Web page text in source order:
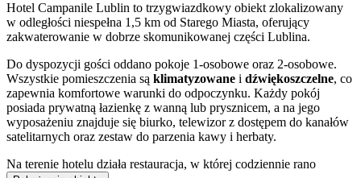
Hotel Campanile Lublin to trzygwiazdkowy obiekt zlokalizowany
w odległości niespełna 1,5 km od Starego Miasta, oferujący
zakwaterowanie w dobrze skomunikowanej części Lublina.
Do dyspozycji gości oddano pokoje 1-osobowe oraz 2-osobowe.
Wszystkie pomieszczenia są klimatyzowane i dźwiękoszczelne, co
zapewnia komfortowe warunki do odpoczynku. Każdy pokój
posiada prywatną łazienkę z wanną lub prysznicem, a na jego
wyposażeniu znajduje się biurko, telewizor z dostępem do kanałów
satelitarnych oraz zestaw do parzenia kawy i herbaty.
Na terenie hotelu działa restauracja, w której codziennie rano